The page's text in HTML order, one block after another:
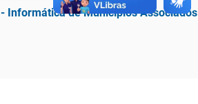
Informática de Municípios Associados